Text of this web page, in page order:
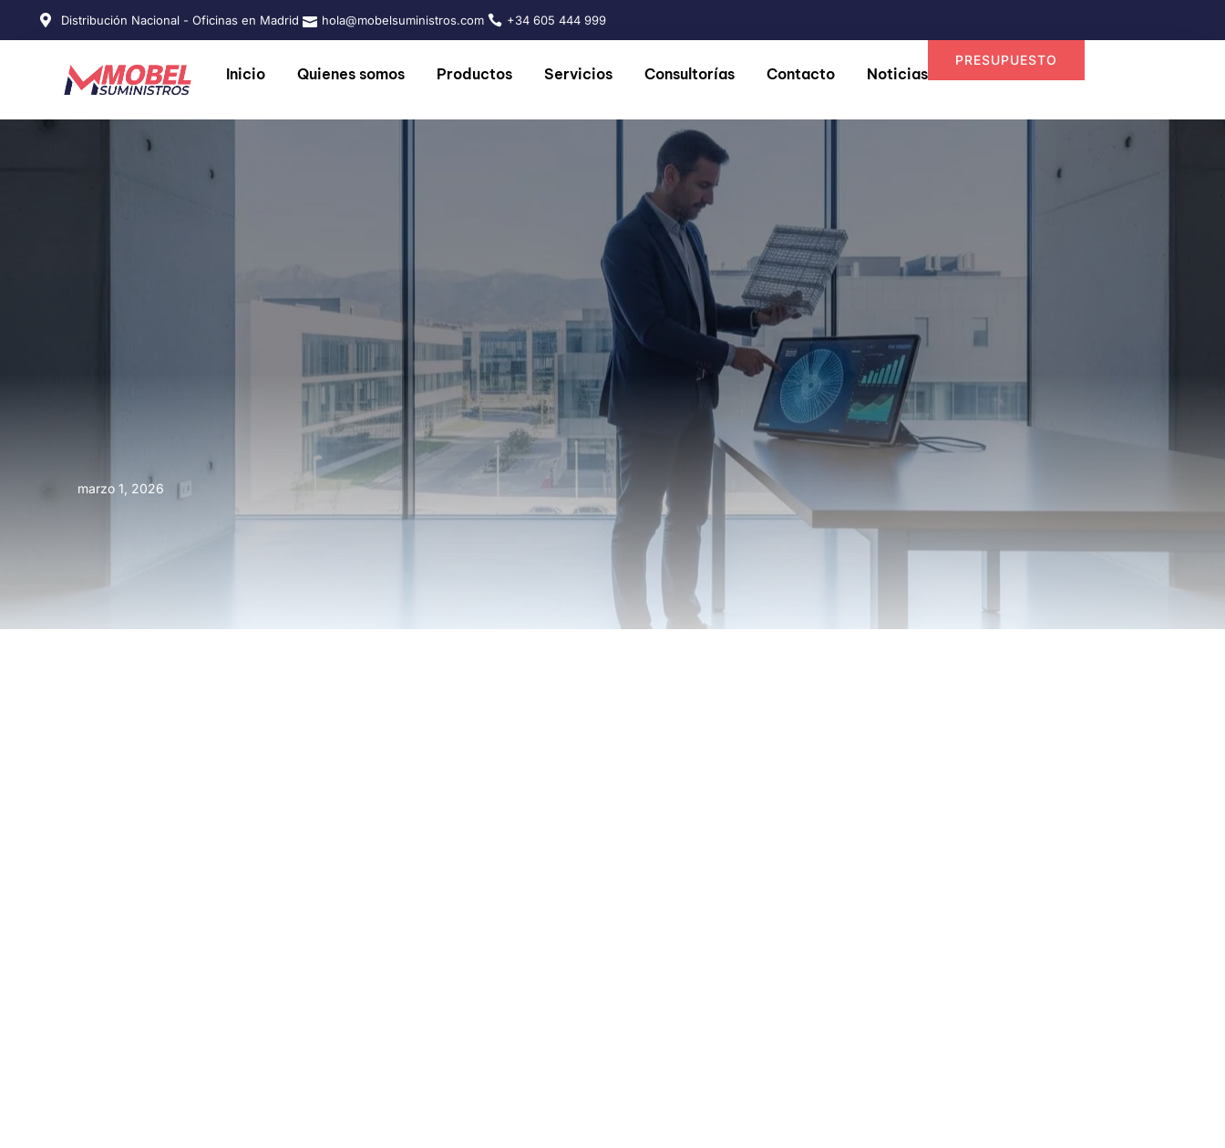
Distribución Nacional - Oficinas en Madrid hola@mobelsuministros.com +34 605 444 999
Inicio Quienes somos Productos Servicios Consultorías Contacto Noticias
PRESUPUESTO
marzo 1, 2026